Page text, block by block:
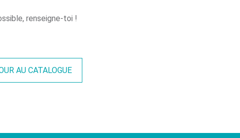
renseigne-toi !
AU CATALOGUE